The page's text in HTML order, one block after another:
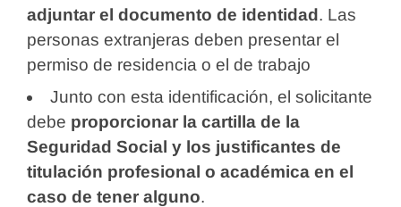
adjuntar el documento de identidad. Las
personas extranjeras deben presentar el
permiso de residencia o el de trabajo
Junto con esta identificación, el solicitante
debe proporcionar la cartilla de la
Seguridad Social y los justificantes de
titulación profesional o académica en el
caso de tener alguno.